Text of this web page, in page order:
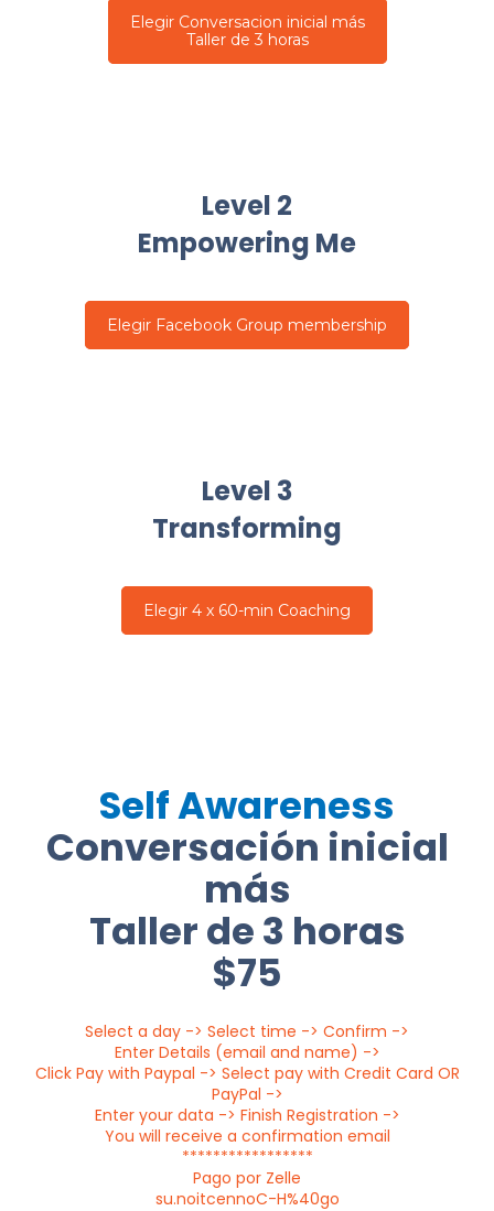
Elegir Conversacion inicial más
Taller de 3 horas
Level 2
Empowering Me
Elegir Facebook Group membership
Level 3
Transforming
Elegir 4 x 60-min Coaching
Self Awareness
Conversación inicial
más
Taller de 3 horas
$75
Select a day -> Select time -> Confirm ->
Enter Details (email and name) ->
Click Pay with Paypal -> Select pay with Credit Card OR
PayPal ->
Enter your data -> Finish Registration ->
You will receive a confirmation email
*****************
Pago por Zelle
su.noitcennoC-H%40go